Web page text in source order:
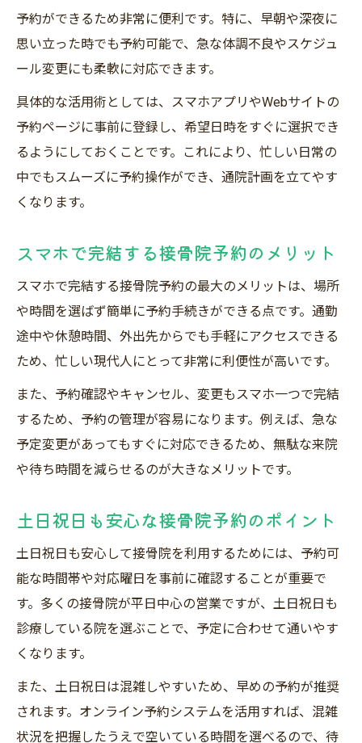
予約ができるため非常に便利です。特に、早朝や深夜に
思い立った時でも予約可能で、急な体調不良やスケジュ
ール変更にも柔軟に対応できます。
具体的な活用術としては、スマホアプリやWebサイトの
予約ページに事前に登録し、希望日時をすぐに選択でき
るようにしておくことです。これにより、忙しい日常の
中でもスムーズに予約操作ができ、通院計画を立てやす
くなります。
スマホで完結する接骨院予約のメリット
スマホで完結する接骨院予約の最大のメリットは、場所
や時間を選ばず簡単に予約手続きができる点です。通勤
途中や休憩時間、外出先からでも手軽にアクセスできる
ため、忙しい現代人にとって非常に利便性が高いです。
また、予約確認やキャンセル、変更もスマホ一つで完結
するため、予約の管理が容易になります。例えば、急な
予定変更があってもすぐに対応できるため、無駄な来院
や待ち時間を減らせるのが大きなメリットです。
土日祝日も安心な接骨院予約のポイント
土日祝日も安心して接骨院を利用するためには、予約可
能な時間帯や対応曜日を事前に確認することが重要で
す。多くの接骨院が平日中心の営業ですが、土日祝日も
診療している院を選ぶことで、予定に合わせて通いやす
くなります。
また、土日祝日は混雑しやすいため、早めの予約が推奨
されます。オンライン予約システムを活用すれば、混雑
状況を把握したうえで空いている時間を選べるので、待